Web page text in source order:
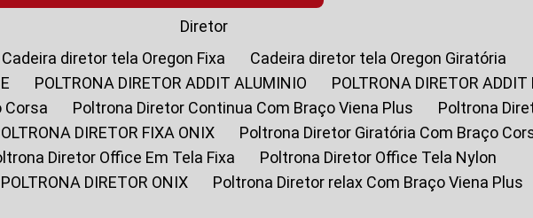
Diretor
Cadeira diretor tela Oregon Fixa
Cadeira diretor tela Oregon Giratória
POLTRONA DIRETOR ADDIT ALUMINIO
POLTRONA DIRETOR
Corsa
Poltrona Diretor Continua Com Braço Viena Plus
Poltrona
POLTRONA DIRETOR FIXA ONIX
Poltrona Diretor Giratória Com Braço
Diretor Office Em Tela Fixa
Poltrona Diretor Office Tela Nylon
POLTRONA DIRETOR ONIX
Poltrona Diretor relax Com Braço Viena Plus